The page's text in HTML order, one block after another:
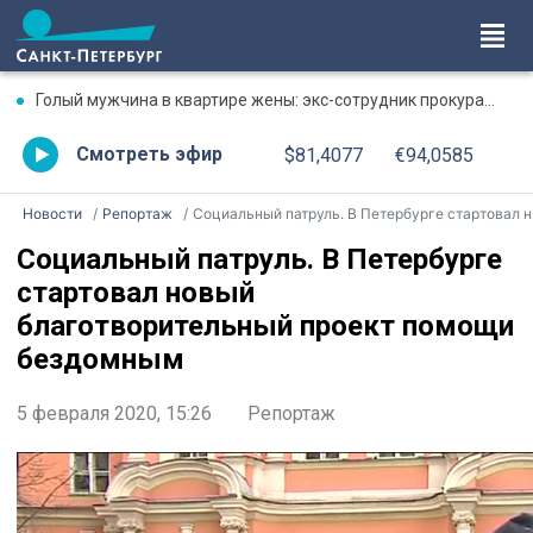
Голый мужчина в квартире жены: экс-сотрудник прокуратуры рассказал, почему совершил убийство
Смотреть эфир $81,4077 €94,0585
Новости Репортаж Социальный патруль. В Петербурге стартовал новый благотворительный проект помощи бездомным
Социальный патруль. В Петербурге
стартовал новый
благотворительный проект помощи
бездомным
5 февраля 2020, 15:26 Репортаж